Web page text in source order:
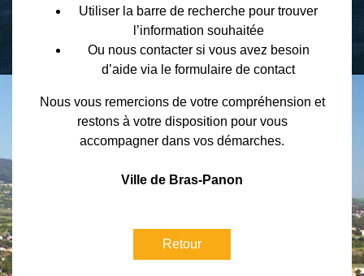
Utiliser la barre de recherche pour trouver
l’information souhaitée
Ou nous contacter si vous avez besoin
d’aide via le formulaire de contact
Nous vous remercions de votre compréhension et
restons à votre disposition pour vous
accompagner dans vos démarches.
Ville de Bras-Panon
Retour